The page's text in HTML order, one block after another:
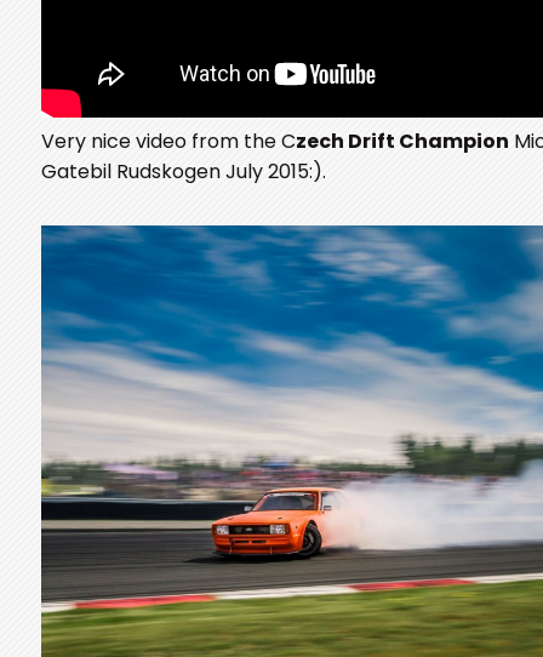
Very nice video from the Czech Drift Champion
Gatebil Rudskogen July 2015:).